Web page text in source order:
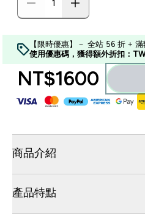
【限時優惠】－ 全站 56 折 +
使用優惠碼，獲得額外折扣：
NT$1600‎
商品介紹
產品特點